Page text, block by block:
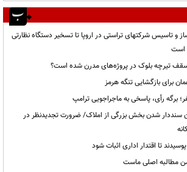
و تاسیس شرکتهای تراستی در اروپا تا تسخیر دستگاه نظارتی
است
سقف تیرچه بلوک در پروژه‌های مدرن شده است؟
برای بازگشایی تنگه هرمز
برگه رأی، پاسخی به ماجراجویی ترامپ
سنددار شدن بخش بزرگی از املاک/ ضرورت تجدیدنظر در
تا اقتدار اداری اثبات شود
مطالبه اصلی ماست